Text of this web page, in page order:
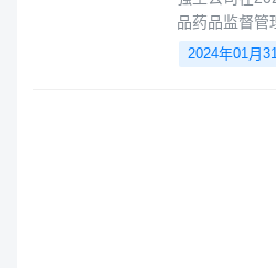
品药品监督管
Balversa（
展批准，现在
2024年01月